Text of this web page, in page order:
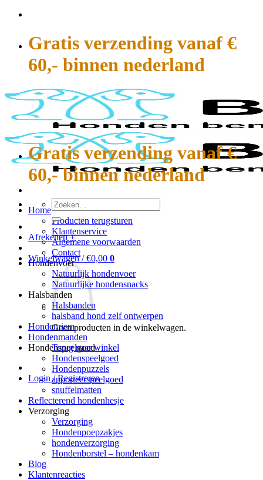
Gratis verzending vanaf €
60,- binnen nederland
Home
Producten terugsturen
Klantenservice
Algemene voorwaarden
Contact
Hondenvoer
Natuurlijk hondenvoer
Natuurlijke hondensnacks
Halsbanden
Halsbanden
halsband hond zelf ontwerpen
Hondenriem
Hondenmanden
Hondenspeelgoed
Hondenspeelgoed
Hondenpuzzels
apporteerspeelgoed
snuffelmatten
Reflecterend hondenhesje
Verzorging
Verzorging
Hondenpoepzakjes
hondenverzorging
Hondenborstel – hondenkam
Blog
Klantenreacties
Gratis verzending vanaf €
60,- binnen nederland
Zoeken
naar:
Afrekenen +
Winkelwagen /€0,00 0
Geen producten in de winkelwagen.
Terug naar winkel
Login / Registreren